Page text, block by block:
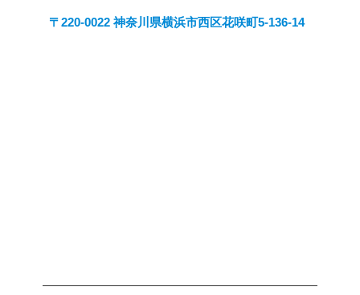
〒220-0022 神奈川県横浜市西区花咲町5-136-14